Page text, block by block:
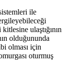
ile
ulaştığının
olduğununda
olması için
oturmuş